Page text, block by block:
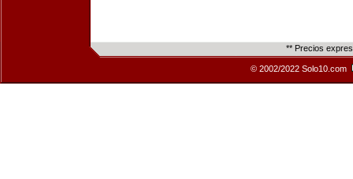
** Precios
© 2002/2022 Solo10.com